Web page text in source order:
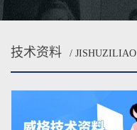
技术资料 / JISHUZILIAO